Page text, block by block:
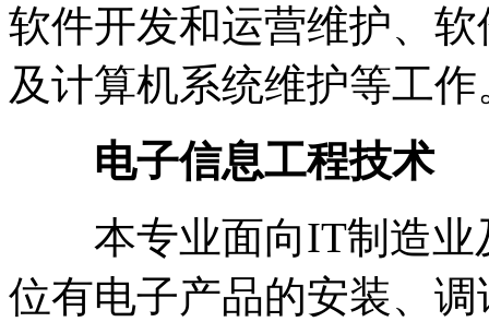
软件开发和运营维护、
及计算机系统维护等工作
电子信息工程技术
本专业面向IT制造业
位有电子产品的安装、